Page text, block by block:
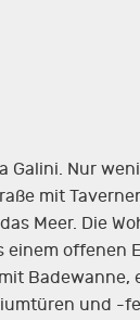
Galini. Nur
mit
Meer. Die
offenen
Badewanne,
und -